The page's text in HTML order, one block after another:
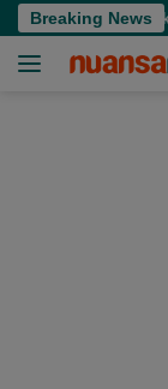
Langsung
ke
Breaking News
Ternate